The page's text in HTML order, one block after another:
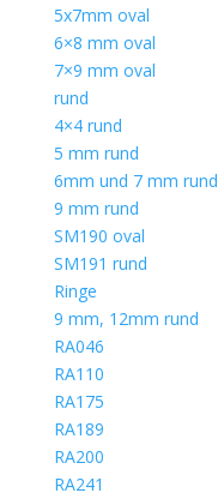
5x7mm oval
6×8 mm oval
7×9 mm oval
rund
4×4 rund
5 mm rund
6mm und 7 mm rund
9 mm rund
SM190 oval
SM191 rund
Ringe
9 mm, 12mm rund
RA046
RA110
RA175
RA189
RA200
RA241